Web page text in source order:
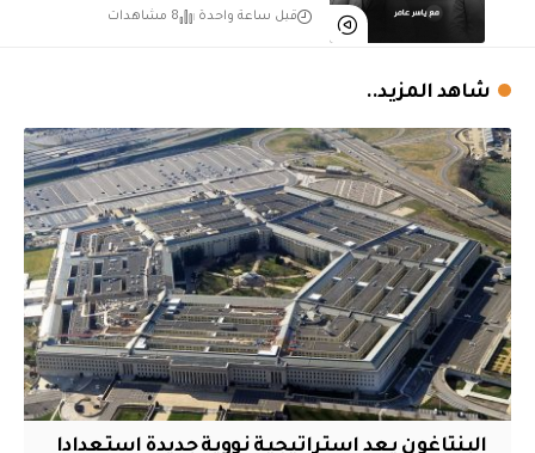
قبل ساعة واحدة 8 مشاهدات
شاهد المزيد..
البنتاغون يعد استراتيجية نووية جديدة استعدادا